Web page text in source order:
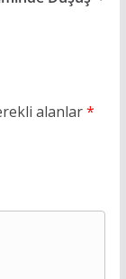
alanlar*